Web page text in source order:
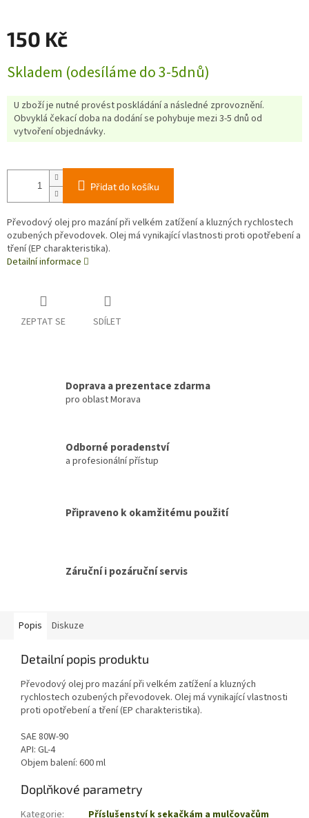
150 Kč
cena:
Skladem (odesíláme do 3-5dnů)
U zboží je nutné provést poskládání a následné zprovoznění.
Obvyklá čekací doba na dodání se pohybuje mezi 3-5 dnů od
vytvoření objednávky.
Přidat do košíku
Převodový olej pro mazání při velkém zatížení a kluzných rychlostech
ozubených převodovek. Olej má vynikající vlastnosti proti opotřebení a
tření (EP charakteristika).
Detailní informace
ZEPTAT SE SDÍLET
Doprava a prezentace zdarma
pro oblast Morava
Odborné poradenství
a profesionální přístup
Připraveno k okamžitému použití
Záruční i pozáruční servis
Popis Diskuze
Detailní popis produktu
Převodový olej pro mazání při velkém zatížení a kluzných
rychlostech ozubených převodovek. Olej má vynikající vlastnosti
proti opotřebení a tření (EP charakteristika).
SAE 80W-90
API: GL-4
Objem balení: 600 ml
Doplňkové parametry
Kategorie: Příslušenství k sekačkám a mulčovačům